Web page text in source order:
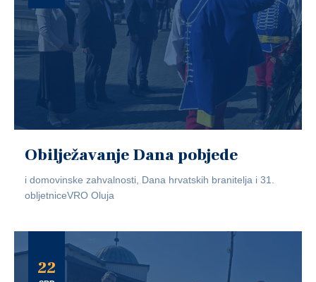
Obilježavanje Dana pobjede
i domovinske zahvalnosti, Dana hrvatskih branitelja i 31.
obljetniceVRO Oluja
22